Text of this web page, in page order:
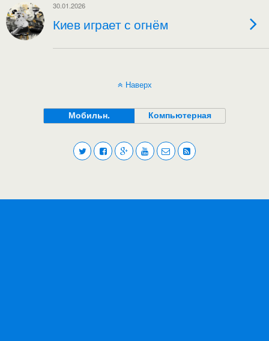
30.01.2026
Киев играет с огнём
Наверх
Мобильн. Компьютерная